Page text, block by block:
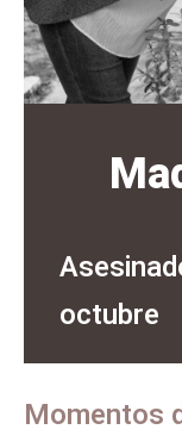
octubre
Momentos